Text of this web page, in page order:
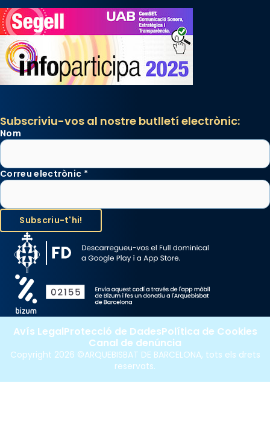
Subscriviu-vos al nostre butlletí electrònic:
Nom
Correu electrònic *
Copyright 2026 ©ARQUEBISBAT DE BARCELONA, tots els drets
reservats.
Avís LegalProtecció de DadesPolítica de Cookies
Canal de denúncia